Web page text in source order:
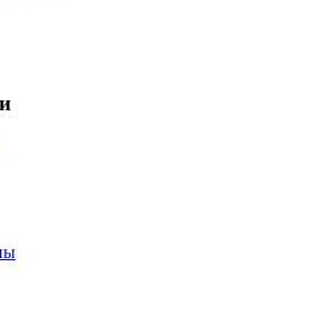
Лиги